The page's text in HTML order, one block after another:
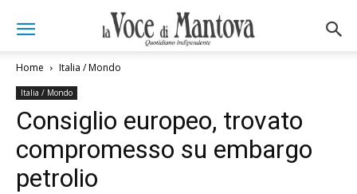
Home Italia / Mondo
Italia / Mondo
Consiglio europeo, trovato
compromesso su embargo
petrolio